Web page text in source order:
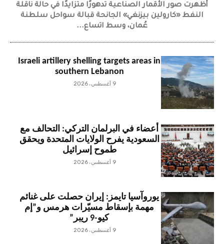
أظهرت صور الأقمار الصناعية تدهورًا متزايدًا في حالة ناقلة
النفط «كارولين بيزنغي» الجانحة قبالة سواحل سلطنة
عُمان، وسط اتساع...
Israeli artillery shelling targets areas in
southern Lebanon
9 أغسطس، 2026
أعضاء في البرلمان التركي: التحالف مع
السعودية يفرح الولايات المتحدة ويحقق
طموح إسرائيل
9 أغسطس، 2026
يوروآسيا تايمز: إيران حصلت على غنائم
مهمة بإسقاط مسيّرات هرمس و”إم
كيو-9 ريبر”
9 أغسطس، 2026